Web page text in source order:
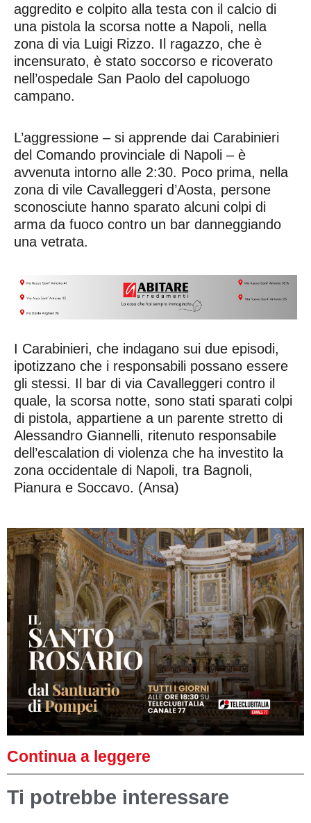
aggredito e colpito alla testa con il calcio di
una pistola la scorsa notte a Napoli, nella
zona di via Luigi Rizzo. Il ragazzo, che è
incensurato, è stato soccorso e ricoverato
nell’ospedale San Paolo del capoluogo
campano.
L’aggressione – si apprende dai Carabinieri
del Comando provinciale di Napoli – è
avvenuta intorno alle 2:30. Poco prima, nella
zona di vile Cavalleggeri d’Aosta, persone
sconosciute hanno sparato alcuni colpi di
arma da fuoco contro un bar danneggiando
una vetrata.
I Carabinieri, che indagano sui due episodi,
ipotizzano che i responsabili possano essere
gli stessi. Il bar di via Cavalleggeri contro il
quale, la scorsa notte, sono stati sparati colpi
di pistola, appartiene a un parente stretto di
Alessandro Giannelli, ritenuto responsabile
dell’escalation di violenza che ha investito la
zona occidentale di Napoli, tra Bagnoli,
Pianura e Soccavo. (Ansa)
Continua a leggere
Ti potrebbe interessare